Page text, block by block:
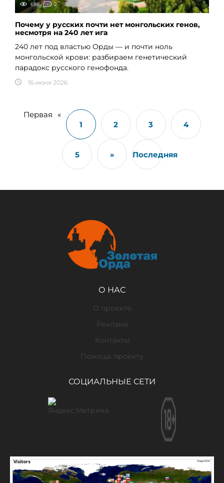
698 2
Почему у русских почти нет монгольских генов,
несмотря на 240 лет ига
240 лет под властью Орды — и почти ноль
монгольской крови: разбираем генетический
парадокс русского генофонда.
16 июня 2026
Первая
«
1
2 3 4
5 » Последняя
О НАС
О проекте
Реклама
Контакты
Помощь проекту
СОЦИАЛЬНЫЕ СЕТИ